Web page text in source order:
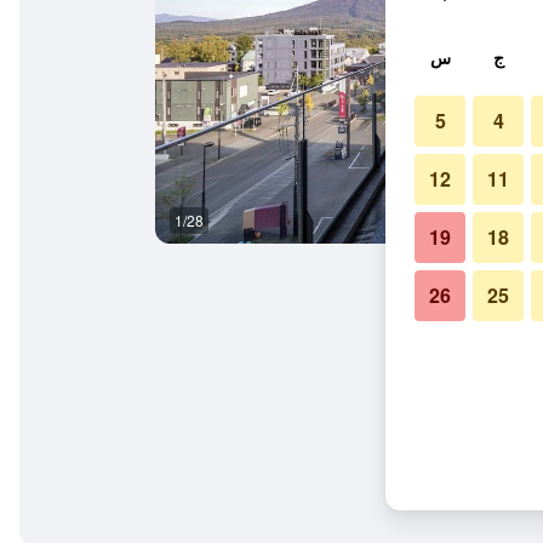
1/28
ج س
4
5
11
12
18
19
25
26